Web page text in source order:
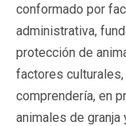
conformado por
administrativa,
protección de
factores culturales,
comprendería, en
animales de